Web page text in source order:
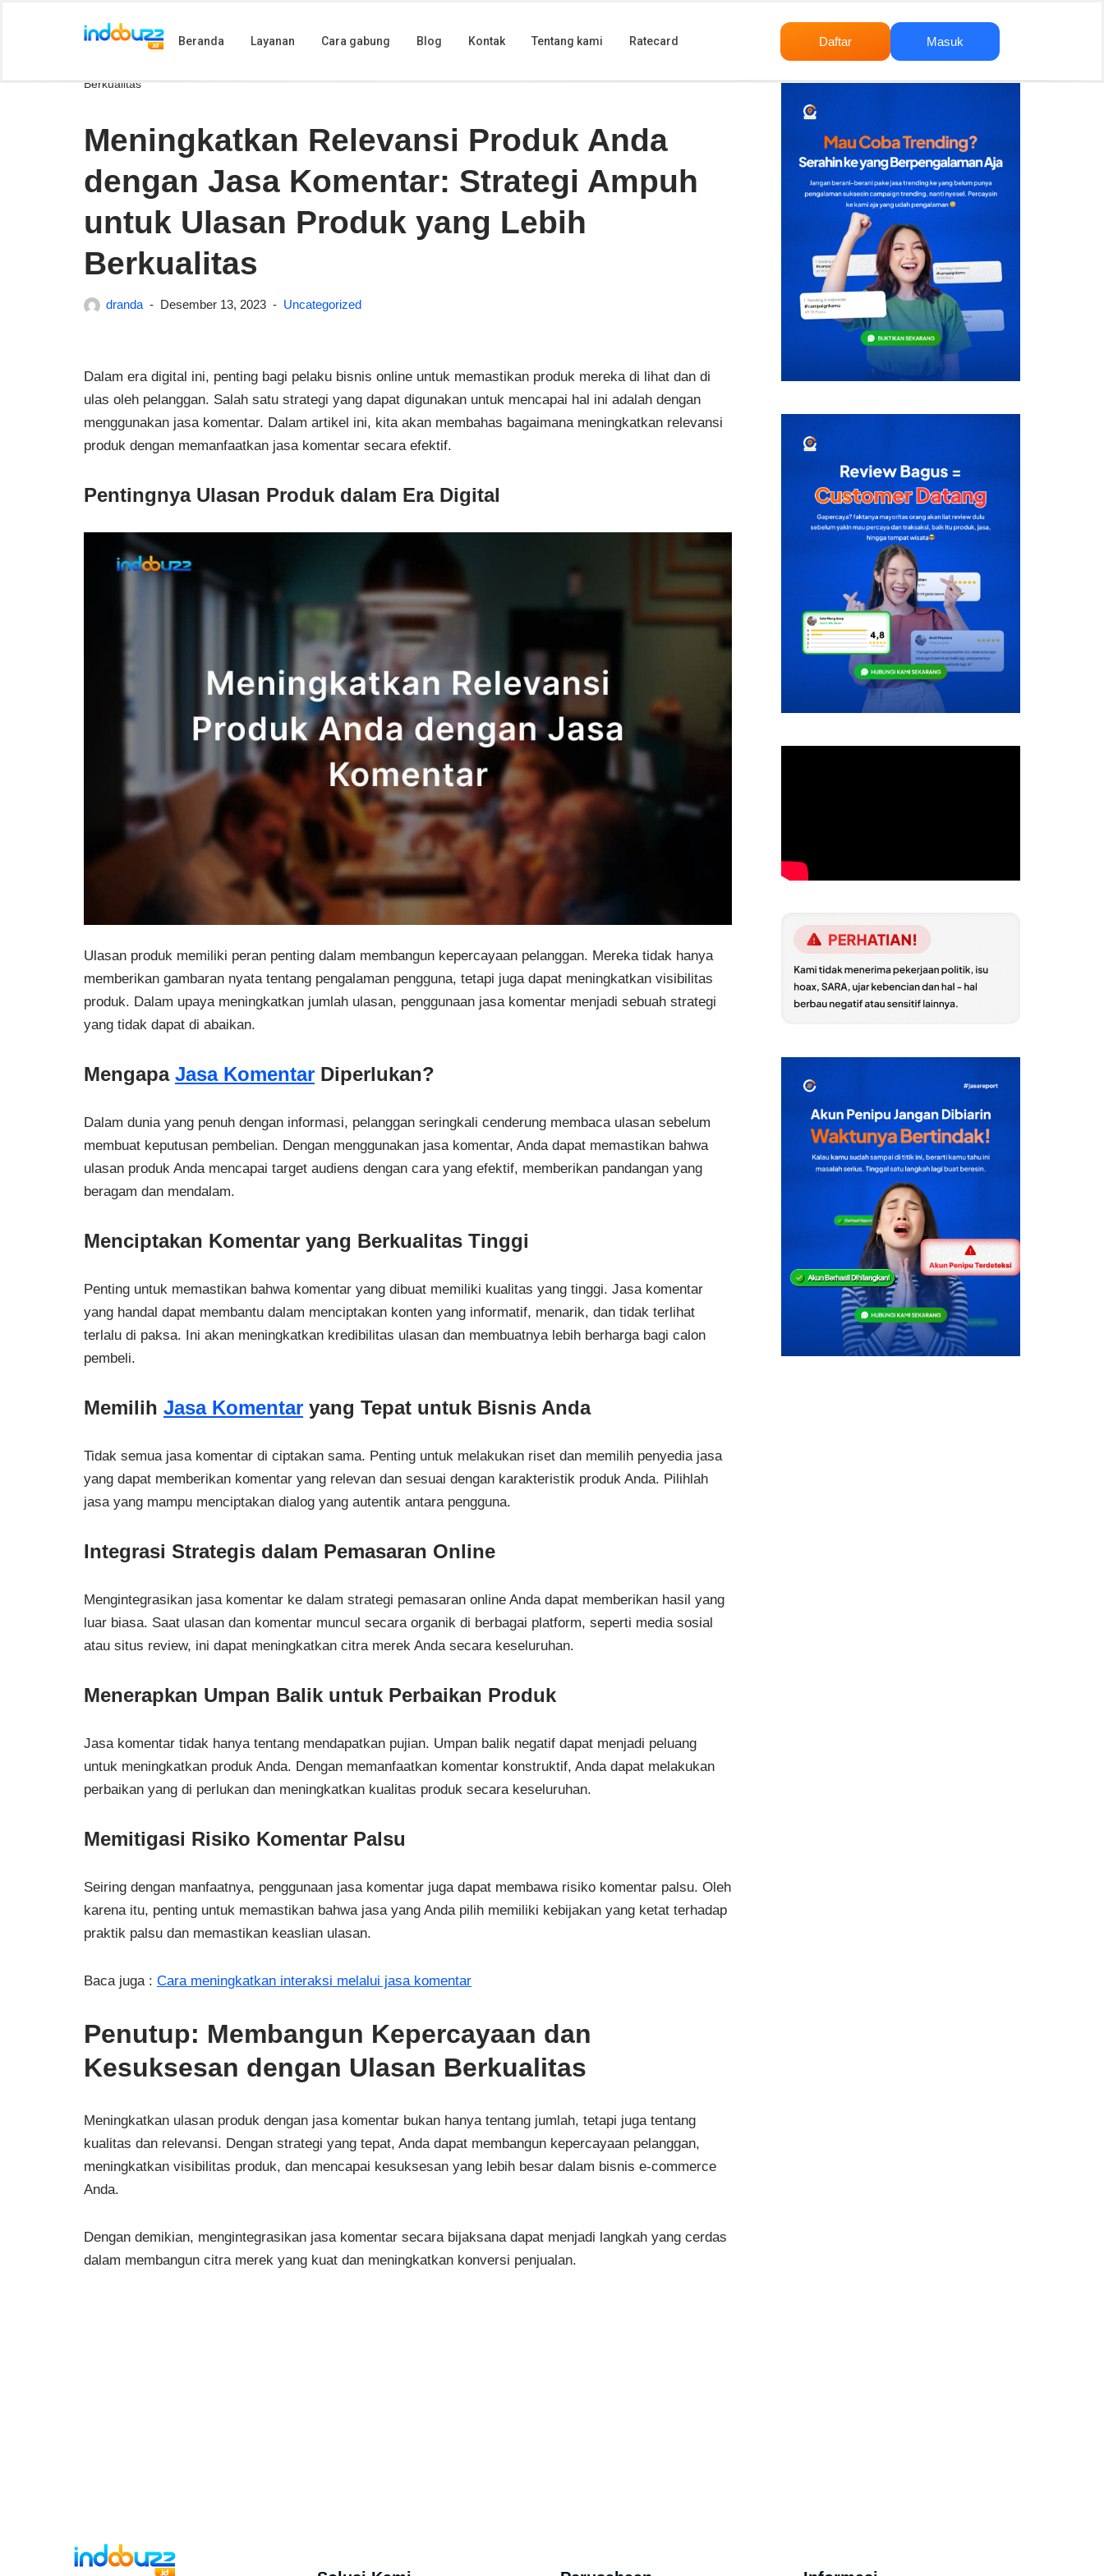
Beranda Layanan Cara gabung Blog Kontak Tentang kami Ratecard Daftar Masuk
Berkualitas
Meningkatkan Relevansi Produk Anda
dengan Jasa Komentar: Strategi Ampuh
untuk Ulasan Produk yang Lebih
Berkualitas
dranda Desember 13, 2023 Uncategorized
Dalam era digital ini, penting bagi pelaku bisnis online untuk memastikan produk mereka di lihat dan di
ulas oleh pelanggan. Salah satu strategi yang dapat digunakan untuk mencapai hal ini adalah dengan
menggunakan jasa komentar. Dalam artikel ini, kita akan membahas bagaimana meningkatkan relevansi
produk dengan memanfaatkan jasa komentar secara efektif.
Pentingnya Ulasan Produk dalam Era Digital
Ulasan produk memiliki peran penting dalam membangun kepercayaan pelanggan. Mereka tidak hanya
memberikan gambaran nyata tentang pengalaman pengguna, tetapi juga dapat meningkatkan visibilitas
produk. Dalam upaya meningkatkan jumlah ulasan, penggunaan jasa komentar menjadi sebuah strategi
yang tidak dapat di abaikan.
Mengapa Jasa Komentar Diperlukan?
Dalam dunia yang penuh dengan informasi, pelanggan seringkali cenderung membaca ulasan sebelum
membuat keputusan pembelian. Dengan menggunakan jasa komentar, Anda dapat memastikan bahwa
ulasan produk Anda mencapai target audiens dengan cara yang efektif, memberikan pandangan yang
beragam dan mendalam.
Menciptakan Komentar yang Berkualitas Tinggi
Penting untuk memastikan bahwa komentar yang dibuat memiliki kualitas yang tinggi. Jasa komentar
yang handal dapat membantu dalam menciptakan konten yang informatif, menarik, dan tidak terlihat
terlalu di paksa. Ini akan meningkatkan kredibilitas ulasan dan membuatnya lebih berharga bagi calon
pembeli.
Memilih Jasa Komentar yang Tepat untuk Bisnis Anda
Tidak semua jasa komentar di ciptakan sama. Penting untuk melakukan riset dan memilih penyedia jasa
yang dapat memberikan komentar yang relevan dan sesuai dengan karakteristik produk Anda. Pilihlah
jasa yang mampu menciptakan dialog yang autentik antara pengguna.
Integrasi Strategis dalam Pemasaran Online
Mengintegrasikan jasa komentar ke dalam strategi pemasaran online Anda dapat memberikan hasil yang
luar biasa. Saat ulasan dan komentar muncul secara organik di berbagai platform, seperti media sosial
atau situs review, ini dapat meningkatkan citra merek Anda secara keseluruhan.
Menerapkan Umpan Balik untuk Perbaikan Produk
Jasa komentar tidak hanya tentang mendapatkan pujian. Umpan balik negatif dapat menjadi peluang
untuk meningkatkan produk Anda. Dengan memanfaatkan komentar konstruktif, Anda dapat melakukan
perbaikan yang di perlukan dan meningkatkan kualitas produk secara keseluruhan.
Memitigasi Risiko Komentar Palsu
Seiring dengan manfaatnya, penggunaan jasa komentar juga dapat membawa risiko komentar palsu. Oleh
karena itu, penting untuk memastikan bahwa jasa yang Anda pilih memiliki kebijakan yang ketat terhadap
praktik palsu dan memastikan keaslian ulasan.
Baca juga : Cara meningkatkan interaksi melalui jasa komentar
Penutup: Membangun Kepercayaan dan
Kesuksesan dengan Ulasan Berkualitas
Meningkatkan ulasan produk dengan jasa komentar bukan hanya tentang jumlah, tetapi juga tentang
kualitas dan relevansi. Dengan strategi yang tepat, Anda dapat membangun kepercayaan pelanggan,
meningkatkan visibilitas produk, dan mencapai kesuksesan yang lebih besar dalam bisnis e-commerce
Anda.
Dengan demikian, mengintegrasikan jasa komentar secara bijaksana dapat menjadi langkah yang cerdas
dalam membangun citra merek yang kuat dan meningkatkan konversi penjualan.